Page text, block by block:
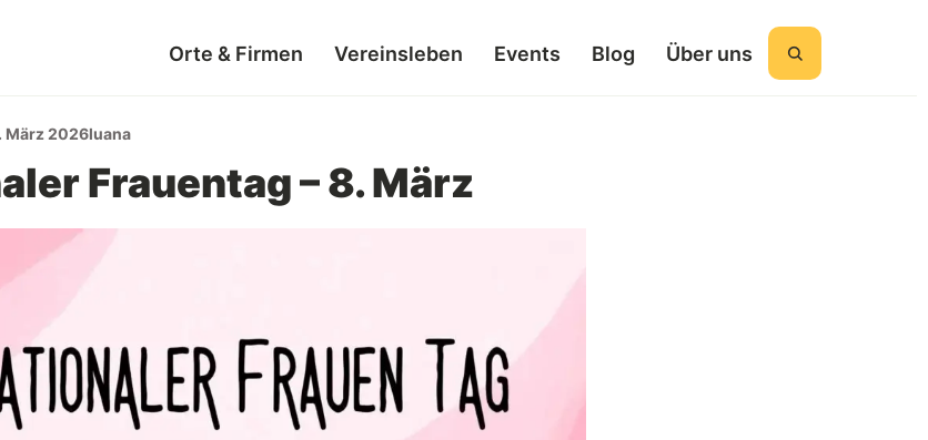
Orte & Firmen Vereinsleben Events Blog Über uns
März 2026luana
Frauentag – 8. März